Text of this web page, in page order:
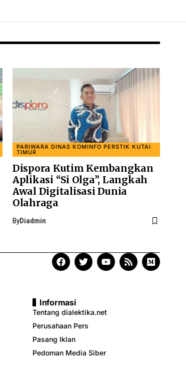
PARIWARA DINAS KOMINFO PERSTIK KUTAI
TIMUR
Dispora Kutim Kembangkan
Aplikasi “Si Olga”, Langkah
Awal Digitalisasi Dunia
Olahraga
ByDiadmin
Informasi
Tentang dialektika.net
Perusahaan Pers
Pasang Iklan
Pedoman Media Siber